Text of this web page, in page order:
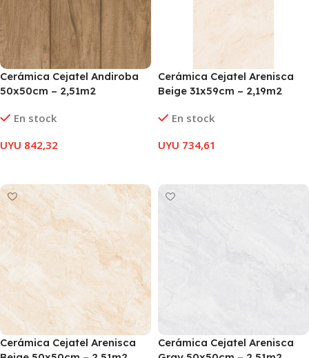
Cerámica Cejatel Andiroba
50x50cm – 2,51m2
En stock
UYU 842,32
Cerámica Cejatel Arenisca
Beige 31x59cm – 2,19m2
En stock
UYU 734,61
Cerámica Cejatel Arenisca
Cerámica Cejatel Arenisca